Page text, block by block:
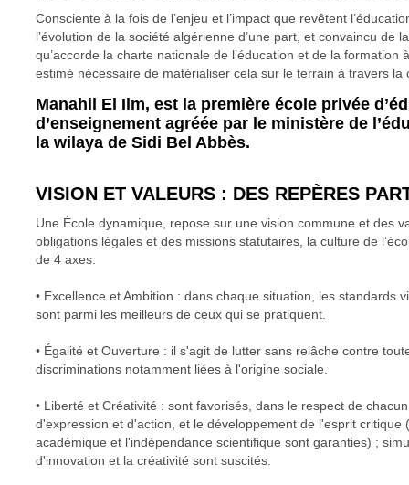
Consciente à la fois de l’enjeu et l’impact que revêtent
l’évolution de la société algérienne d’une part, et convaincu de
qu’accorde la charte nationale de l’éducation et de la formation à
estimé nécessaire de matérialiser cela sur le terrain à travers la
Manahil El Ilm, est la première école privée
d’enseignement agréée par le ministère de
la wilaya de Sidi Bel Abbès.
VISION ET VALEURS : DES REPÈRES
Une École dynamique, repose sur une vision commune et des
obligations légales et des missions statutaires, la culture de
de 4 axes.
• Excellence et Ambition : dans chaque situation, les standards
sont parmi les meilleurs de ceux qui se pratiquent.
• Égalité et Ouverture : il s'agit de lutter sans relâche contre
discriminations notamment liées à l'origine sociale.
• Liberté et Créativité : sont favorisés, dans le respect de
d'expression et d'action, et le développement de l'esprit critique
académique et l'indépendance scientifique sont garanties) ;
d'innovation et la créativité sont suscités.